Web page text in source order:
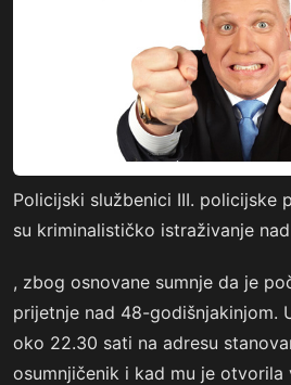
Policijski službenici III. policijske
su kriminalističko istraživanje
, zbog osnovane sumnje da je
prijetnje nad 48-godišnjakinjom.
oko 22.30 sati na adresu
osumnjičenik i kad mu je otvorila